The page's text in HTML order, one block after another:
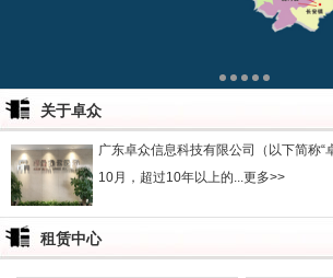
关于卓众
广东卓众信息科技有限公司（以下简称“
10月，超过10年以上的...更多>>
租赁中心